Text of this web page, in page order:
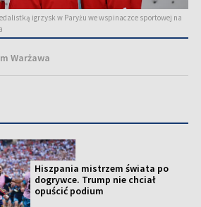
igrzysk w Paryżu we wspinaczce sportowej na
Warżawa
Hiszpania mistrzem świata po
dogrywce. Trump nie chciał
opuścić podium